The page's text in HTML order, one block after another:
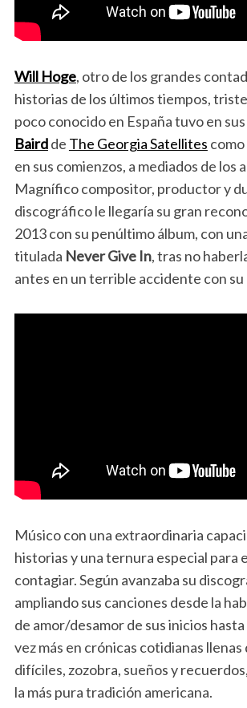
Will Hoge, otro de los grandes
historias de los últimos tiempos,
poco conocido en España tuvo en
Bairdde The Georgia Satellites
en sus comienzos, a mediados de los
Magnífico compositor, productor y
discográfico le llegaría su gran
2013 con su penúltimo álbum, con
titulada Never Give In, tras no
antes en un terrible accidente con su
Músico con una extraordinaria
historias y una ternura especial para
contagiar. Según avanzaba su
ampliando sus canciones desde la
de amor/desamor de sus inicios
vez más en crónicas cotidianas llenas
difíciles, zozobra, sueños y
la más pura tradición americana.